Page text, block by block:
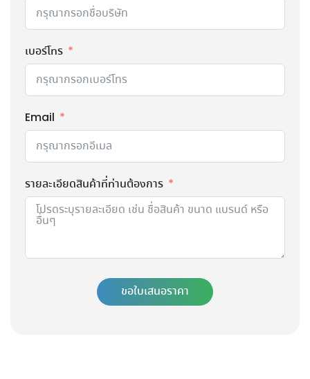
เบอร์โทร
Email
รายละเอียดสินค้าที่ท่านต้องการ
ขอใบเสนอราคา